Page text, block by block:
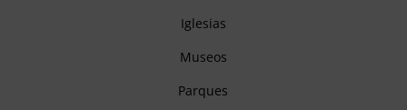
Iglesias
Museos
Parques